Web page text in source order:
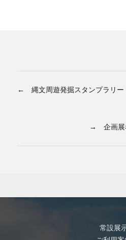
← 縄文周遊発掘スタンプラリー
→ 企画展
常設展